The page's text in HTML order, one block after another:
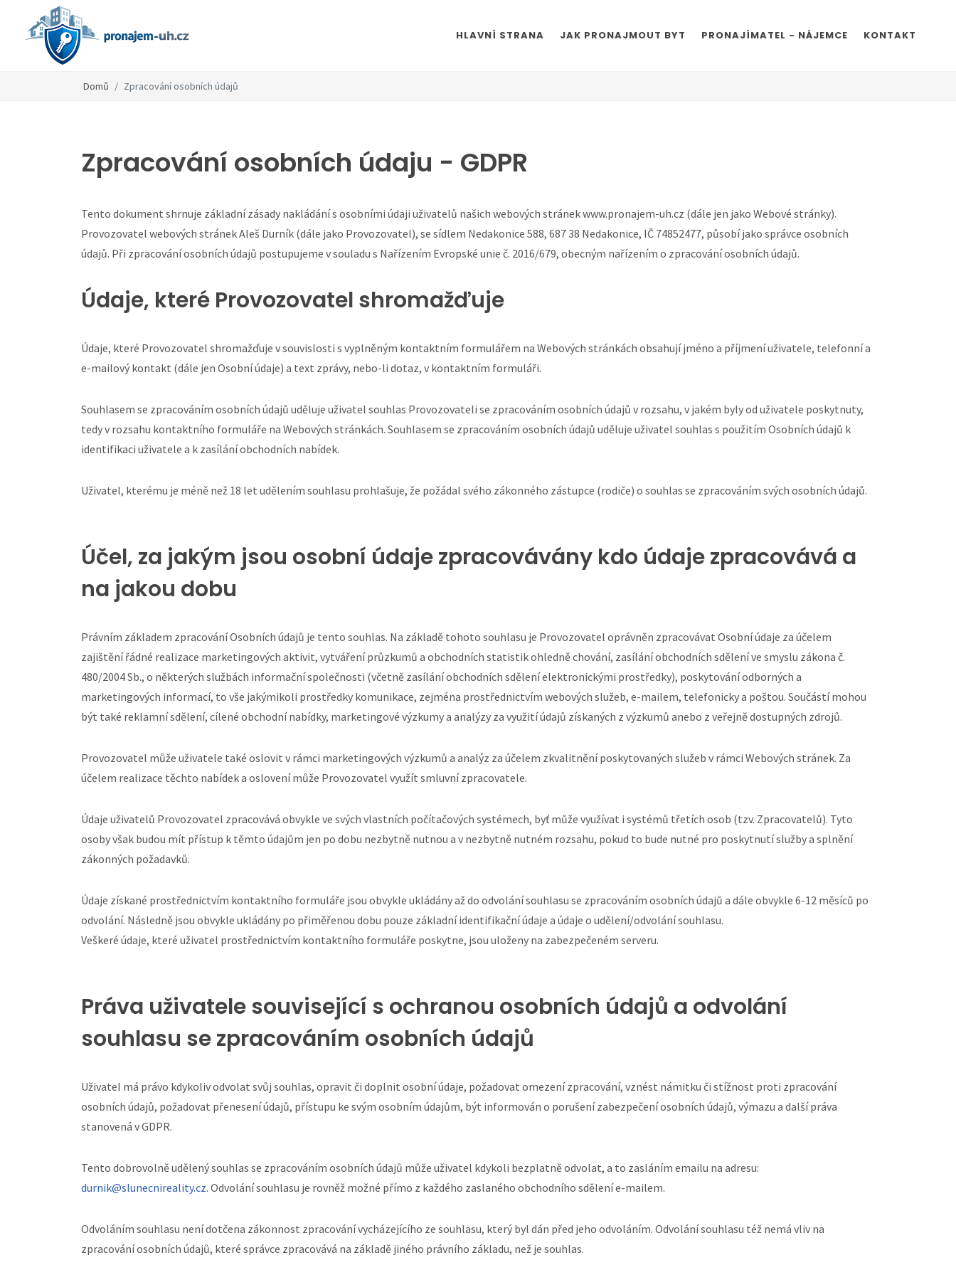
HLAVNÍ STRANA JAK PRONAJMOUT BYT PRONAJÍMATEL - NÁJEMCE KONTAKT
Domů Zpracování osobních údajů
Zpracování osobních údaju - GDPR
Tento dokument shrnuje základní zásady nakládání s osobními údaji uživatelů našich webových stránek www.pronajem-uh.cz (dále jen jako Webové stránky).
Provozovatel webových stránek Aleš Durník (dále jako Provozovatel), se sídlem Nedakonice 588, 687 38 Nedakonice, IČ 74852477, působí jako správce osobních
údajů. Při zpracování osobních údajů postupujeme v souladu s Nařízením Evropské unie č. 2016/679, obecným nařízením o zpracování osobních údajů.
Údaje, které Provozovatel shromažďuje
Údaje, které Provozovatel shromažďuje v souvislosti s vyplněným kontaktním formulářem na Webových stránkách obsahují jméno a příjmení uživatele, telefonní a
e-mailový kontakt (dále jen Osobní údaje) a text zprávy, nebo-li dotaz, v kontaktním formuláři.
Souhlasem se zpracováním osobních údajů uděluje uživatel souhlas Provozovateli se zpracováním osobních údajů v rozsahu, v jakém byly od uživatele poskytnuty,
tedy v rozsahu kontaktního formuláře na Webových stránkách. Souhlasem se zpracováním osobních údajů uděluje uživatel souhlas s použitím Osobních údajů k
identifikaci uživatele a k zasílání obchodních nabídek.
Uživatel, kterému je méně než 18 let udělením souhlasu prohlašuje, že požádal svého zákonného zástupce (rodiče) o souhlas se zpracováním svých osobních údajů.
Účel, za jakým jsou osobní údaje zpracovávány kdo údaje zpracovává a
na jakou dobu
Právním základem zpracování Osobních údajů je tento souhlas. Na základě tohoto souhlasu je Provozovatel oprávněn zpracovávat Osobní údaje za účelem
zajištění řádné realizace marketingových aktivit, vytváření průzkumů a obchodních statistik ohledně chování, zasílání obchodních sdělení ve smyslu zákona č.
480/2004 Sb., o některých službách informační společnosti (včetně zasílání obchodních sdělení elektronickými prostředky), poskytování odborných a
marketingových informací, to vše jakýmikoli prostředky komunikace, zejména prostřednictvím webových služeb, e-mailem, telefonicky a poštou. Součástí mohou
být také reklamní sdělení, cílené obchodní nabídky, marketingové výzkumy a analýzy za využití údajů získaných z výzkumů anebo z veřejně dostupných zdrojů.
Provozovatel může uživatele také oslovit v rámci marketingových výzkumů a analýz za účelem zkvalitnění poskytovaných služeb v rámci Webových stránek. Za
účelem realizace těchto nabídek a oslovení může Provozovatel využít smluvní zpracovatele.
Údaje uživatelů Provozovatel zpracovává obvykle ve svých vlastních počítačových systémech, byť může využívat i systémů třetích osob (tzv. Zpracovatelů). Tyto
osoby však budou mít přístup k těmto údajům jen po dobu nezbytně nutnou a v nezbytně nutném rozsahu, pokud to bude nutné pro poskytnutí služby a splnění
zákonných požadavků.
Údaje získané prostřednictvím kontaktního formuláře jsou obvykle ukládány až do odvolání souhlasu se zpracováním osobních údajů a dále obvykle 6-12 měsíců po
odvolání. Následně jsou obvykle ukládány po přiměřenou dobu pouze základní identifikační údaje a údaje o udělení/odvolání souhlasu.
Veškeré údaje, které uživatel prostřednictvím kontaktního formuláře poskytne, jsou uloženy na zabezpečeném serveru.
Práva uživatele související s ochranou osobních údajů a odvolání
souhlasu se zpracováním osobních údajů
Uživatel má právo kdykoliv odvolat svůj souhlas, opravit či doplnit osobní údaje, požadovat omezení zpracování, vznést námitku či stížnost proti zpracování
osobních údajů, požadovat přenesení údajů, přístupu ke svým osobním údajům, být informován o porušení zabezpečení osobních údajů, výmazu a další práva
stanovená v GDPR.
Tento dobrovolně udělený souhlas se zpracováním osobních údajů může uživatel kdykoli bezplatně odvolat, a to zasláním emailu na adresu:
durnik@slunecnireality.cz. Odvolání souhlasu je rovněž možné přímo z každého zaslaného obchodního sdělení e-mailem.
Odvoláním souhlasu není dotčena zákonnost zpracování vycházejícího ze souhlasu, který byl dán před jeho odvoláním. Odvolání souhlasu též nemá vliv na
zpracování osobních údajů, které správce zpracovává na základě jiného právního základu, než je souhlas.